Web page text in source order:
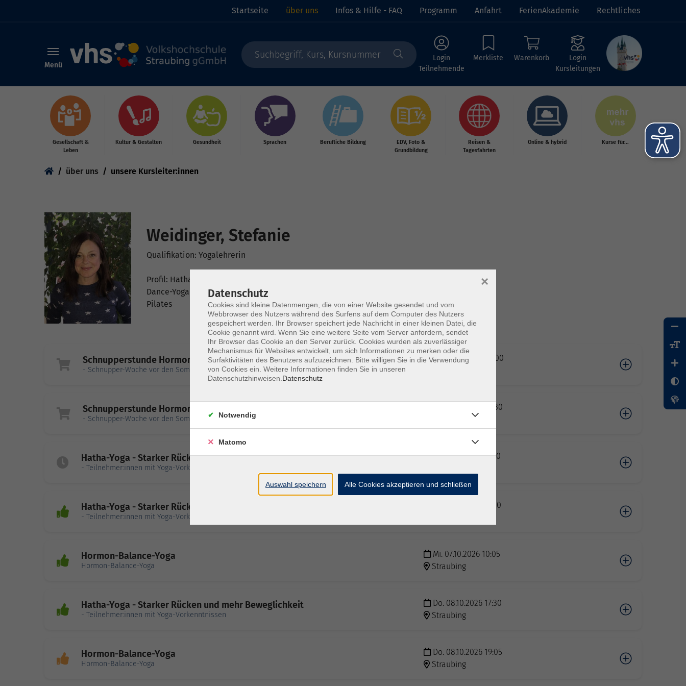
Startseite über uns Infos & Hilfe - FAQ Programm Anfahrt FerienAkademie Rechtliches
Menü
Login
Teilnehmende
Merkliste Warenkorb
Login
Kursleitungen
Gesellschaft &
Leben
Kultur & Gestalten Gesundheit Sprachen Berufliche Bildung
EDV, Foto &
Grundbildung
Reisen &
Tagesfahrten
Online & hybrid Kurse für...
über uns unsere Kursleiter:innen
Weidinger, Stefanie
Qualifikation: Yogalehrerin
Profil: Hatha-Yoga
Dance-Yoga
Pilates
Schnupperstunde Hormon-Balance-Yoga
- Schnupper-Woche vor den Sommerferien
Mo. 27.07.2026 18:00
Schnupperstunde Hormon-Balance-Yoga
- Schnupper-Woche vor den Sommerferien
Mo. 27.07.2026 19:30
Hatha-Yoga - Starker Rücken und mehr Beweglichkeit
- Teilnehmer:innen mit Yoga-Vorkenntnissen
Mi. 23.09.2026 17:50
Hatha-Yoga - Starker Rücken und mehr Beweglichkeit
- Teilnehmer:innen mit Yoga-Vorkenntnissen
Mi. 07.10.2026 08:30
Hormon-Balance-Yoga
Hormon-Balance-Yoga
Mi. 07.10.2026 10:05
Straubing
Hatha-Yoga - Starker Rücken und mehr Beweglichkeit
- Teilnehmer:innen mit Yoga-Vorkenntnissen
Do. 08.10.2026 17:30
Straubing
Hormon-Balance-Yoga
Hormon-Balance-Yoga
Do. 08.10.2026 19:05
Straubing
Datenschutz
Cookies sind kleine Datenmengen, die von einer Website gesendet und vom
Webbrowser des Nutzers während des Surfens auf dem Computer des Nutzers
gespeichert werden. Ihr Browser speichert jede Nachricht in einer kleinen Datei, die
Cookie genannt wird. Wenn Sie eine weitere Seite vom Server anfordern, sendet
Ihr Browser das Cookie an den Server zurück. Cookies wurden als zuverlässiger
Mechanismus für Websites entwickelt, um sich Informationen zu merken oder die
Surfaktivitäten des Benutzers aufzuzeichnen. Bitte willigen Sie in die Verwendung
von Cookies ein. Weitere Informationen finden Sie in unseren
Datenschutzhinweisen. Datenschutz
×
Notwendig
Matomo
Auswahl speichern Alle Cookies akzeptieren und schließen